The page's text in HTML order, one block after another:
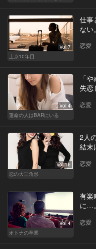
Vol.7
上京10年目
仕事
ない
恋愛
Vol.4
運命の人はBARにいる
「
失恋
恋愛
Vol.16
恋の大三角形
2人
結末
恋愛
Vol.4
オトナの卒業
有楽
に…
恋愛